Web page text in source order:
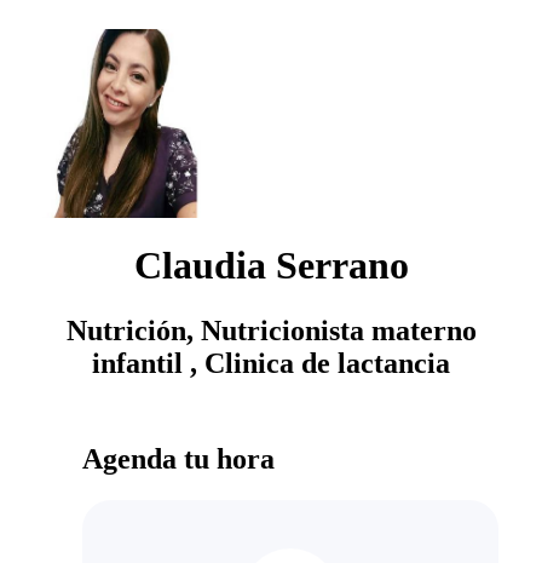
Claudia Serrano
Nutrición, Nutricionista materno
infantil , Clinica de lactancia
Agenda tu hora